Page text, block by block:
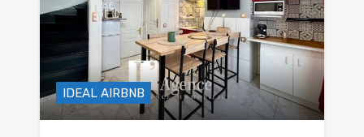
IDEAL AIRBNB